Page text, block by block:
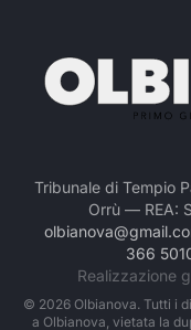
Tribunale di Tempio
Orrù — REA:
366
Realizzazione
© 2026Olbianova. Tutti i
a Olbianova, vietata la